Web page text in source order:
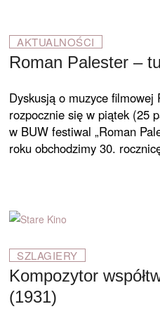
AKTUALNOŚCI
Roman Palester –
Dyskusją o muzyce filmowej
rozpocznie się w piątek (25
w BUW festiwal „Roman
roku obchodzimy 30.
SZLAGIERY
Kompozytor
(1931)